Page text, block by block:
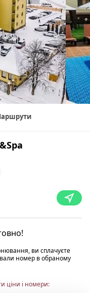
ви сплачуєте
номер в обраному
ціни і номери: